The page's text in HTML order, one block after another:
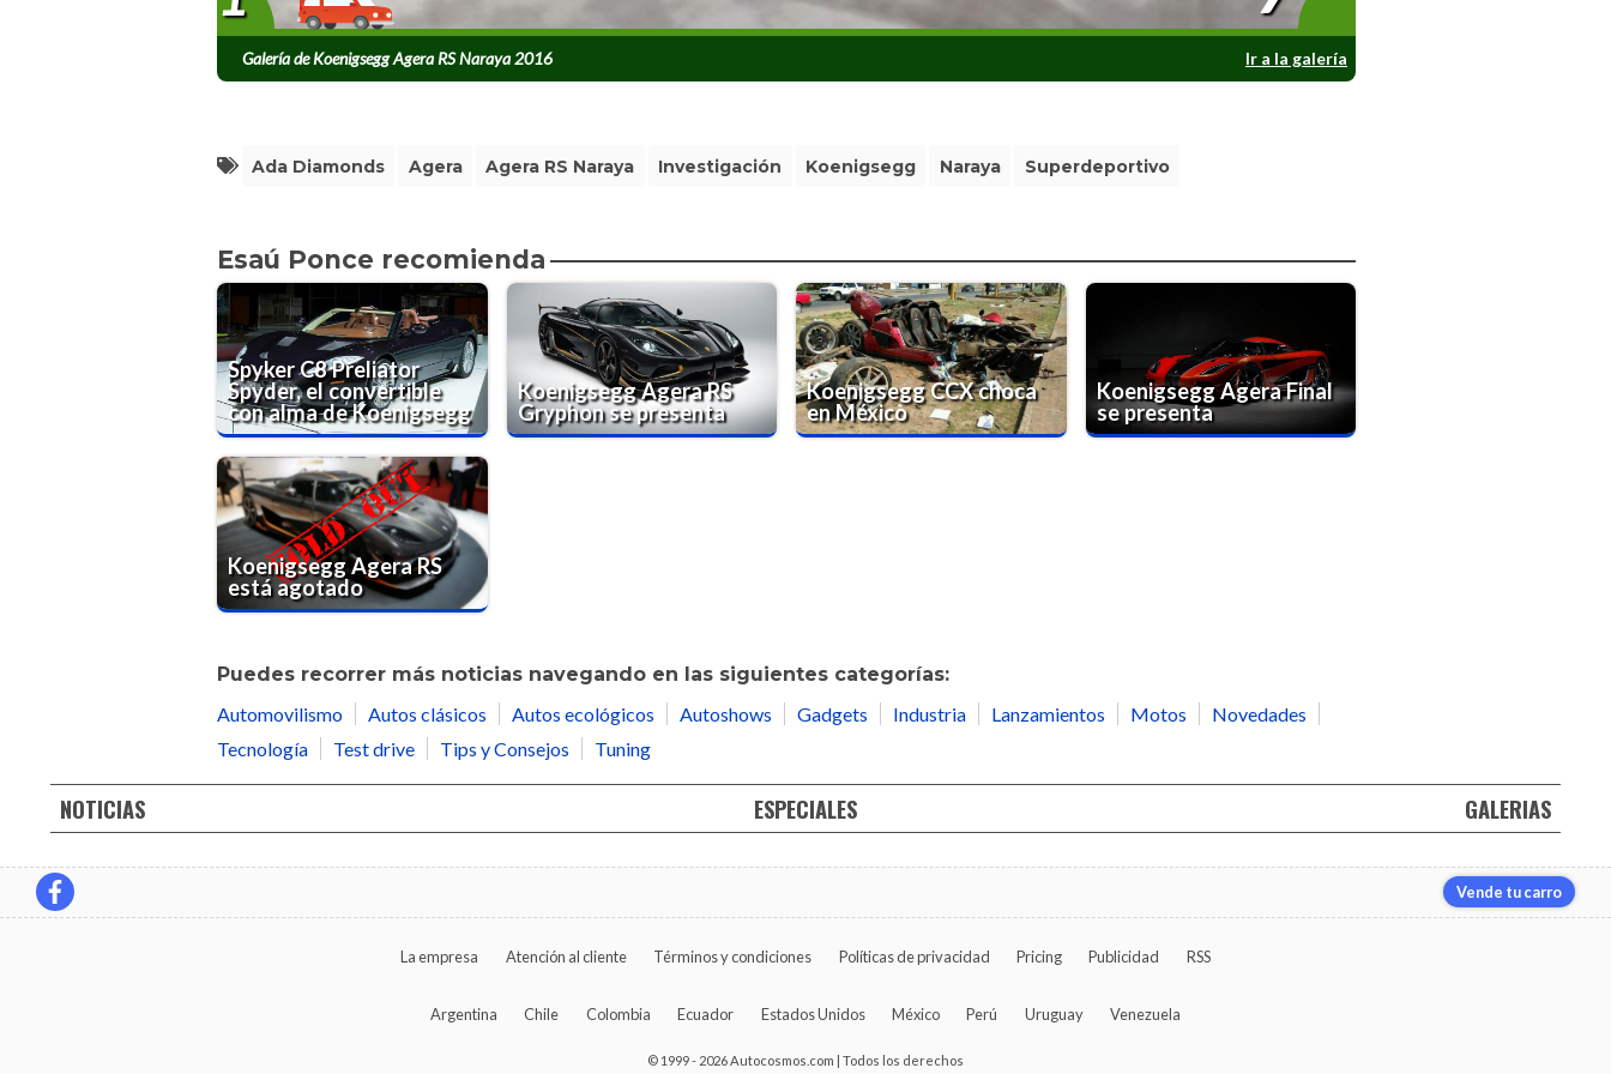
Galería de Koenigsegg Agera RS Naraya 2016 Ir a la galería
Ada Diamonds Agera Agera RS Naraya Investigación Koenigsegg Naraya Superdeportivo
Esaú Ponce recomienda
Spyker C8 Preliator
Spyder, el convertible
con alma de Koenigsegg
Koenigsegg Agera RS
Gryphon se presenta
Koenigsegg CCX choca
en México
Koenigsegg Agera Final
se presenta
Koenigsegg Agera RS
está agotado
Puedes recorrer más noticias navegando en las siguientes categorías:
Automovilismo
Autos clásicos Autos ecológicos Autoshows Gadgets Industria Lanzamientos Motos
Novedades
Tecnología
Test drive Tips y Consejos Tuning
NOTICIAS ESPECIALES GALERIAS
Vende tu carro
La empresa Atención al cliente Términos y condiciones Políticas de privacidad Pricing Publicidad RSS
Argentina Chile Colombia Ecuador Estados Unidos México Perú Uruguay Venezuela
© 1999 - 2026 Autocosmos.com | Todos los derechos